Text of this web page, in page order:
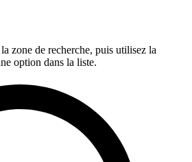
zone de recherche, puis utilisez la
option dans la liste.